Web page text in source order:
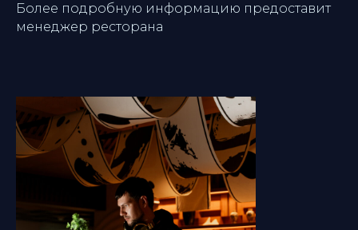
Более подробную информацию предоставит
менеджер ресторана